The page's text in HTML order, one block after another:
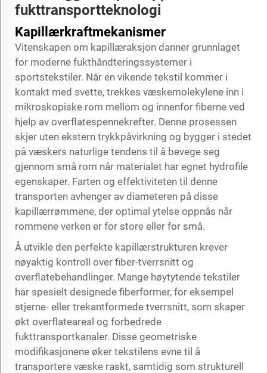
fukttransportteknologi
Kapillærkraftmekanismer
Vitenskapen om kapillæraksjon danner grunnlaget
for moderne fukthåndteringssystemer i
sportstekstiler. Når en vikende tekstil kommer i
kontakt med svette, trekkes væskemolekylene inn i
mikroskopiske rom mellom og innenfor fiberne ved
hjelp av overflatespennekrefter. Denne prosessen
skjer uten ekstern trykkpåvirkning og bygger i stedet
på væskers naturlige tendens til å bevege seg
gjennom små rom når materialet har egnet hydrofile
egenskaper. Farten og effektiviteten til denne
transporten avhenger av diameteren på disse
kapillærrømmene, der optimal ytelse oppnås når
rommene verken er for store eller for små.
Å utvikle den perfekte kapillærstrukturen krever
nøyaktig kontroll over fiber-tverrsnitt og
overflatebehandlinger. Mange høytytende tekstiler
har spesielt designede fiberformer, for eksempel
stjerne- eller trekantformede tverrsnitt, som skaper
økt overflateareal og forbedrede
fukttransportkanaler. Disse geometriske
modifikasjonene øker tekstilens evne til å
transportere væske raskt, samtidig som strukturell